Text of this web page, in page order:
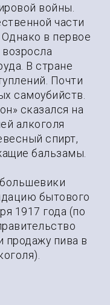
войны.
части
в первое
В стране
Почти
самоубийств.
сказался на
алкоголя
спирт,
бальзамы.
бытового
1917 года (по
продажу пива в